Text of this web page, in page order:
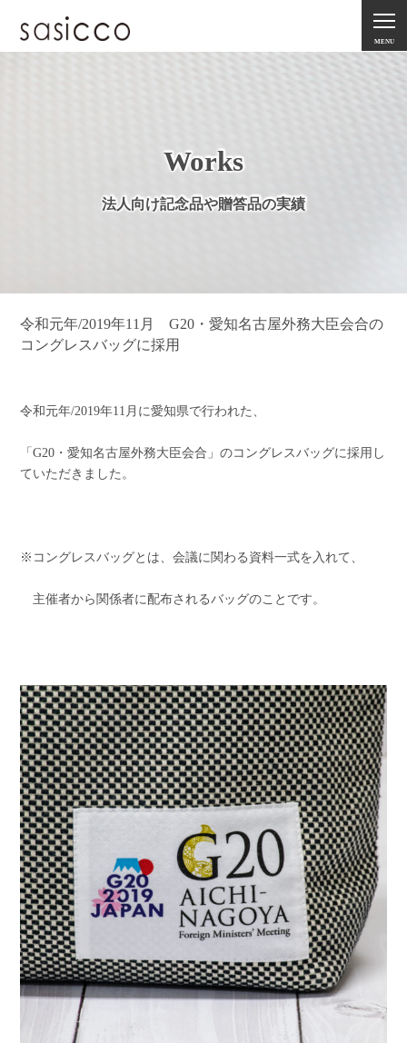
MENU
Works
法人向け記念品や贈答品の実績
令和元年/2019年11月 G20・愛知名古屋外務大臣会合の
コングレスバッグに採用
令和元年/2019年11月に愛知県で行われた、
「G20・愛知名古屋外務大臣会合」のコングレスバッグに採用し
ていただきました。
※コングレスバッグとは、会議に関わる資料一式を入れて、
主催者から関係者に配布されるバッグのことです。